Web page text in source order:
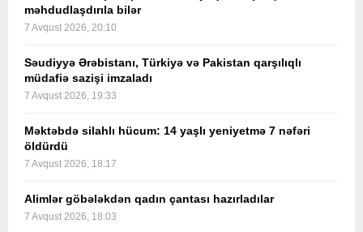
məhdudlaşdırıla bilər
7 Avqust 2026, 20:10
Səudiyyə Ərəbistanı, Türkiyə və Pakistan qarşılıqlı
müdafiə sazişi imzaladı
7 Avqust 2026, 19:33
Məktəbdə silahlı hücum: 14 yaşlı yeniyetmə 7 nəfəri
öldürdü
7 Avqust 2026, 18:17
Alimlər göbələkdən qadın çantası hazırladılar
7 Avqust 2026, 18:03